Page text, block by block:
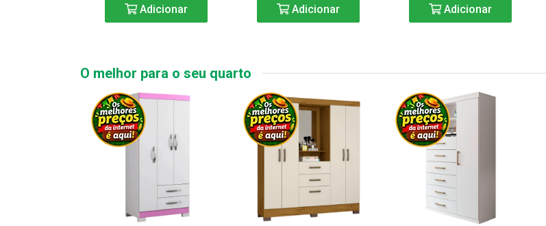
Adicionar Adicionar Adicionar
O melhor para o seu quarto